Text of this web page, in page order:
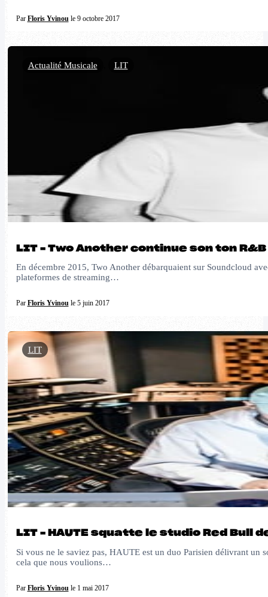
Par Floris Yvinoule 9 octobre 2017
LIT – Two Another continue son ton R&B
En décembre 2015, Two Another débarquaient sur Soundcloud
plateformes de streaming…
Par Floris Yvinoule 5 juin 2017
Actualité Musicale LIT
LIT – HAUTE squatte le studio Red Bull
Si vous ne le saviez pas, HAUTE est un duo Parisien délivrant un
cela que nous voulions…
Par Floris Yvinoule 1 mai 2017
LIT